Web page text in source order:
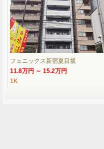
フェニックス新宿夏目坂
11.8万円 ～ 15.2万円
1K